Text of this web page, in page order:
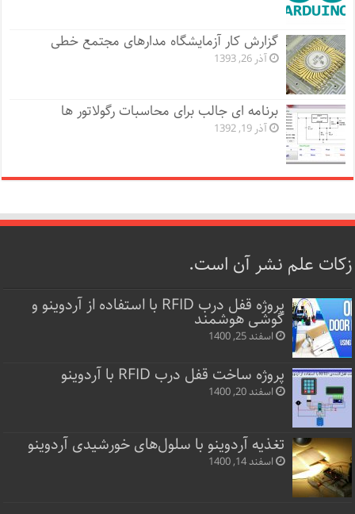
گزارش کار آزمایشگاه مدارهای مجتمع خطی
آذر 26, 1393
برنامه ای جالب برای محاسبات رگولاتور ها
آذر 19, 1392
زکات علم نشر آن است.
پروژه قفل‌ درب RFID با استفاده از آردوینو و
گوشی هوشمند
اسفند 25, 1400
پروژه ساخت قفل‌ درب RFID با آردوینو
اسفند 20, 1400
تغذیه آردوینو با سلول‌های خورشیدی آردوینو
اسفند 14, 1400